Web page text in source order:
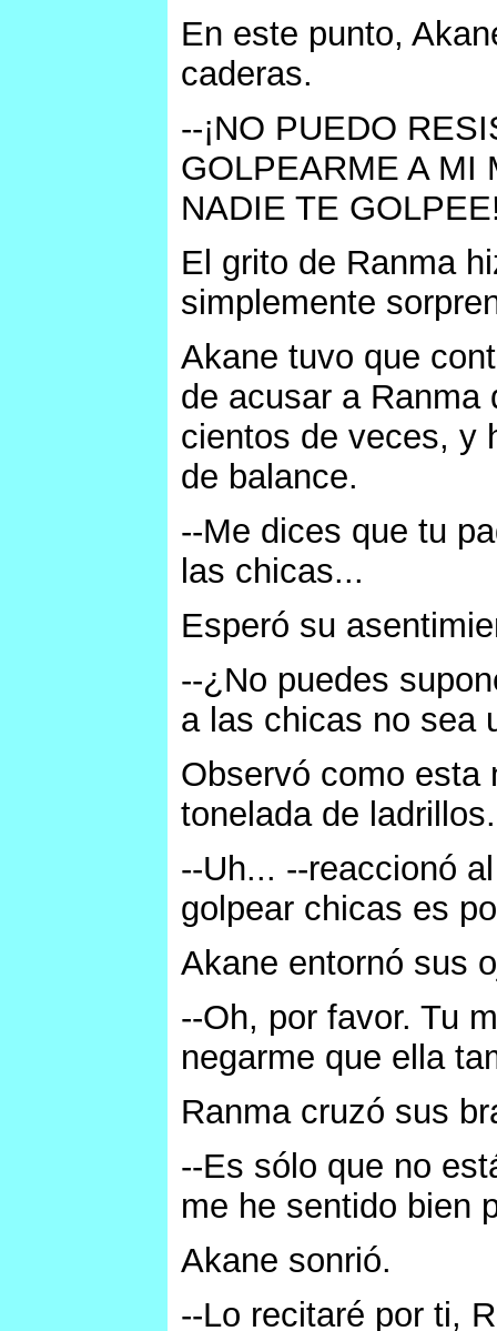
En este punto,
caderas.
--¡NO PUEDO
GOLPEARME A MI
NADIE TE
El grito de Ranma
simplemente
Akane tuvo que
de acusar a Ranma
cientos de veces, y
de balance.
--Me dices que tu
las chicas...
Esperó su
--¿No puedes
a las chicas no sea
Observó como esta
tonelada de ladrillos.
--Uh... --reaccionó
golpear chicas es
Akane entornó sus
--Oh, por favor. Tu
negarme que ella
Ranma cruzó sus
--Es sólo que no
me he sentido bien
Akane sonrió.
--Lo recitaré por ti,